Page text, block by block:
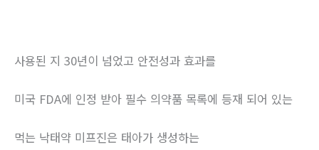
사용된 지 30년이 넘었고 안전성과 효과를
미국 FDA에 인정 받아 필수 의약품 목록에 등재 되어 있는
먹는 낙태약 미프진은 태아가 생성하는